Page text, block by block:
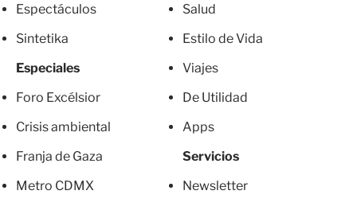
Espectáculos
Sintetika
Especiales
Foro Excélsior
Crisis ambiental
Franja de Gaza
Metro CDMX
Salud
Estilo de Vida
Viajes
De Utilidad
Apps
Servicios
Newsletter